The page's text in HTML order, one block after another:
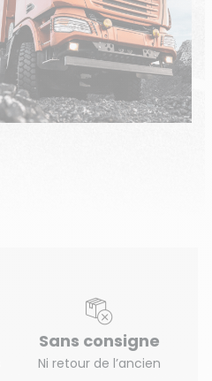
Sans consigne
Ni retour de l’ancien